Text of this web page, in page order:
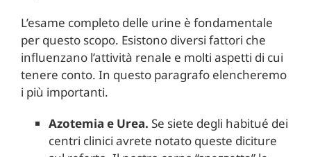
L’esame completo delle urine è fondamentale
per questo scopo. Esistono diversi fattori che
influenzano l’attività renale e molti aspetti di cui
tenere conto. In questo paragrafo elencheremo
i più importanti.
Azotemia e Urea. Se siete degli habitué dei
centri clinici avrete notato queste diciture